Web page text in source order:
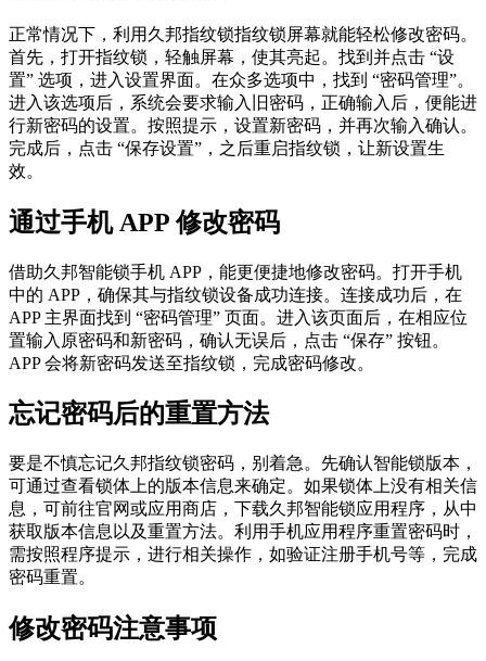
正常情况下，利用久邦指纹锁指纹锁屏幕就能轻松修改密码。
首先，打开指纹锁，轻触屏幕，使其亮起。找到并点击 “设
置” 选项，进入设置界面。在众多选项中，找到 “密码管理”。
进入该选项后，系统会要求输入旧密码，正确输入后，便能进
行新密码的设置。按照提示，设置新密码，并再次输入确认。
完成后，点击 “保存设置”，之后重启指纹锁，让新设置生
效。
通过手机 APP 修改密码
借助久邦智能锁手机 APP，能更便捷地修改密码。打开手机
中的 APP，确保其与指纹锁设备成功连接。连接成功后，在
APP 主界面找到 “密码管理” 页面。进入该页面后，在相应位
置输入原密码和新密码，确认无误后，点击 “保存” 按钮。
APP 会将新密码发送至指纹锁，完成密码修改。
忘记密码后的重置方法
要是不慎忘记久邦指纹锁密码，别着急。先确认智能锁版本，
可通过查看锁体上的版本信息来确定。如果锁体上没有相关信
息，可前往官网或应用商店，下载久邦智能锁应用程序，从中
获取版本信息以及重置方法。利用手机应用程序重置密码时，
需按照程序提示，进行相关操作，如验证注册手机号等，完成
密码重置。
修改密码注意事项